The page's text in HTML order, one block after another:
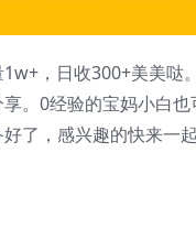
，日收300+美美
。0经验的宝妈小白
了，感兴趣的快来一